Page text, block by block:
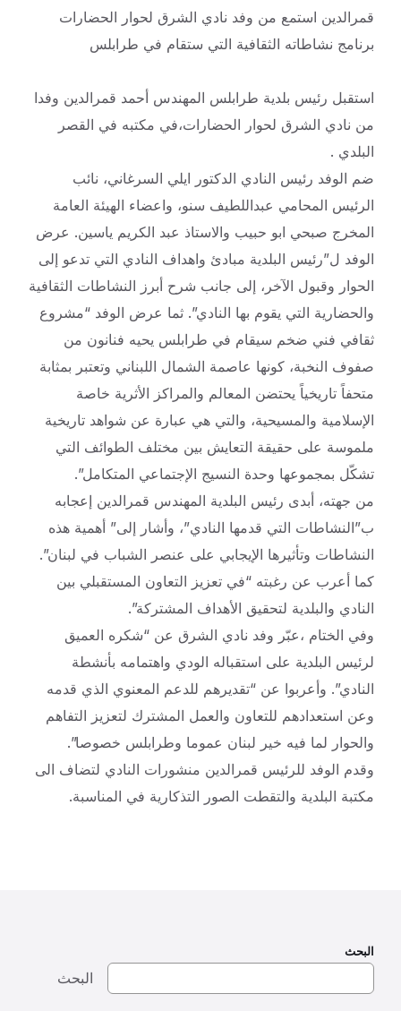
قمرالدين استمع من وفد نادي الشرق لحوار الحضارات
برنامج نشاطاته الثقافية التي ستقام في طرابلس
استقبل رئيس بلدية طرابلس المهندس أحمد قمرالدين وفدا
من نادي الشرق لحوار الحضارات،في مكتبه في القصر
البلدي .
ضم الوفد رئيس النادي الدكتور ايلي السرغاني، نائب
الرئيس المحامي عبداللطيف سنو، واعضاء الهيئة العامة
المخرج صبحي ابو حبيب والاستاذ عبد الكريم ياسين. عرض
الوفد ل”رئيس البلدية مبادئ واهداف النادي التي تدعو إلى
الحوار وقبول الآخر، إلى جانب شرح أبرز النشاطات الثقافية
والحضارية التي يقوم بها النادي”. ثما عرض الوفد “مشروع
ثقافي فني ضخم سيقام في طرابلس يحيه فنانون من
صفوف النخبة، كونها عاصمة الشمال اللبناني وتعتبر بمثابة
متحفاً تاريخياً يحتضن المعالم والمراكز الأثرية خاصة
الإسلامية والمسيحية، والتي هي عبارة عن شواهد تاريخية
ملموسة على حقيقة التعايش بين مختلف الطوائف التي
تشكّل بمجموعها وحدة النسيج الإجتماعي المتكامل”.
من جهته، أبدى رئيس البلدية المهندس قمرالدين إعجابه
ب”النشاطات التي قدمها النادي”، وأشار إلى” أهمية هذه
النشاطات وتأثيرها الإيجابي على عنصر الشباب في لبنان”.
كما أعرب عن رغبته “في تعزيز التعاون المستقبلي بين
النادي والبلدية لتحقيق الأهداف المشتركة”.
وفي الختام ،عبّر وفد نادي الشرق عن “شكره العميق
لرئيس البلدية على استقباله الودي واهتمامه بأنشطة
النادي”. وأعربوا عن “تقديرهم للدعم المعنوي الذي قدمه
وعن استعدادهم للتعاون والعمل المشترك لتعزيز التفاهم
والحوار لما فيه خير لبنان عموما وطرابلس خصوصا”.
وقدم الوفد للرئيس قمرالدين منشورات النادي لتضاف الى
مكتبة البلدية والتقطت الصور التذكارية في المناسبة.
البحث
البحث